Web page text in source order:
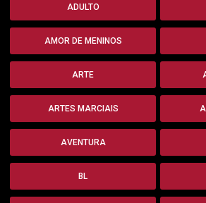
ADULTO
AMOR DE MENINOS
ARTE
ARTES MARCIAIS
AVENTURA
BL